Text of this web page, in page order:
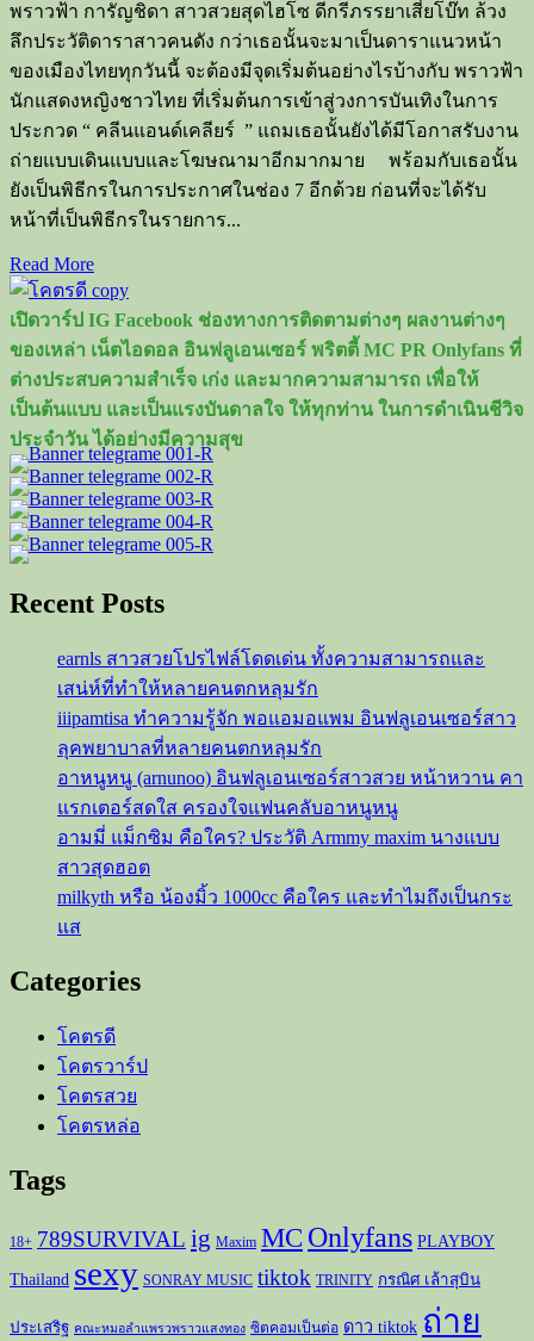
พราวฟ้า การัญชิดา สาวสวยสุดไฮโซ ดีกรีภรรยาเสี่ยโบ๊ท ล้วง
ลึกประวัติดาราสาวคนดัง กว่าเธอนั้นจะมาเป็นดาราแนวหน้า
ของเมืองไทยทุกวันนี้ จะต้องมีจุดเริ่มต้นอย่างไรบ้างกับ พราวฟ้า
นักแสดงหญิงชาวไทย ที่เริ่มต้นการเข้าสู่วงการบันเทิงในการ
ประกวด “ คลีนแอนด์เคลียร์ ” แถมเธอนั้นยังได้มีโอกาสรับงาน
ถ่ายแบบเดินแบบและโฆษณามาอีกมากมาย พร้อมกับเธอนั้น
ยังเป็นพิธีกรในการประกาศในช่อง 7 อีกด้วย ก่อนที่จะได้รับ
หน้าที่เป็นพิธีกรในรายการ...
Read MoreRead
more
about
เปิด
วาร์
ป
พราว
ฟ้า
การั
ญ
ชิดา
สวย
ไฮโซ
ดีกรี
ภรรยา
เสี่ย
โบ๊ท
เปิดวาร์ป IG Facebook ช่องทางการติดตามต่างๆ ผลงานต่างๆ
ของเหล่า เน็ตไอดอล อินฟลูเอนเซอร์ พริตตี้ MC PR Onlyfans ที่
ต่างประสบความสำเร็จ เก่ง และมากความสามารถ เพื่อให้
เป็นต้นแบบ และเป็นแรงบันดาลใจ ให้ทุกท่าน ในการดำเนินชีวิจ
ประจำวัน ได้อย่างมีความสุข
Recent Posts
earnls สาวสวยโปรไฟล์โดดเด่น ทั้งความสามารถและ
เสน่ห์ที่ทำให้หลายคนตกหลุมรัก
iiipamtisa ทำความรู้จัก พอแอมอแพม อินฟลูเอนเซอร์สาว
ลุคพยาบาลที่หลายคนตกหลุมรัก
อาหนูหนู (arnunoo) อินฟลูเอนเซอร์สาวสวย หน้าหวาน คา
แรกเตอร์สดใส ครองใจแฟนคลับอาหนูหนู
อามมี่ แม็กซิม คือใคร? ประวัติ Armmy maxim นางแบบ
สาวสุดฮอต
milkyth หรือ น้องมิ้ว 1000cc คือใคร และทำไมถึงเป็นกระ
แส
Categories
โคตรดี
โคตรวาร์ป
โคตรสวย
โคตรหล่อ
Tags
18+ 789SURVIVAL ig Maxim MC Onlyfans PLAYBOY
Thailand sexy SONRAY MUSIC tiktok TRINITY กรณิศ เล้าสุบิน
ประเสริฐ คณะหมอลำแพรวพราวแสงทอง ซิตคอมเป็นต่อ ดาว tiktok ถ่าย